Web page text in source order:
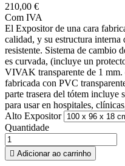
210,00 €
Com IVA
El Expositor de una cara
calidad, y su estructura
resistente. Sistema de cambio
es curvada, (incluye un
VIVAK transparente de 1 mm.
fabricada con PVC
parte trasera del tótem incluye
para usar en hospitales,
Alto Expositor
Quantidade
 Adicionar ao carrinho